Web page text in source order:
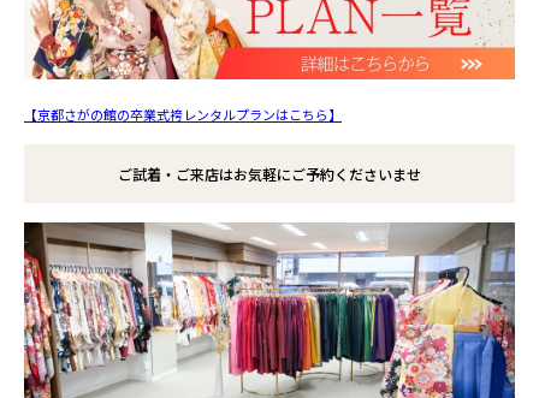
【京都さがの館の卒業式袴レンタルプランはこちら】
ご試着・ご来店はお気軽にご予約くださいませ